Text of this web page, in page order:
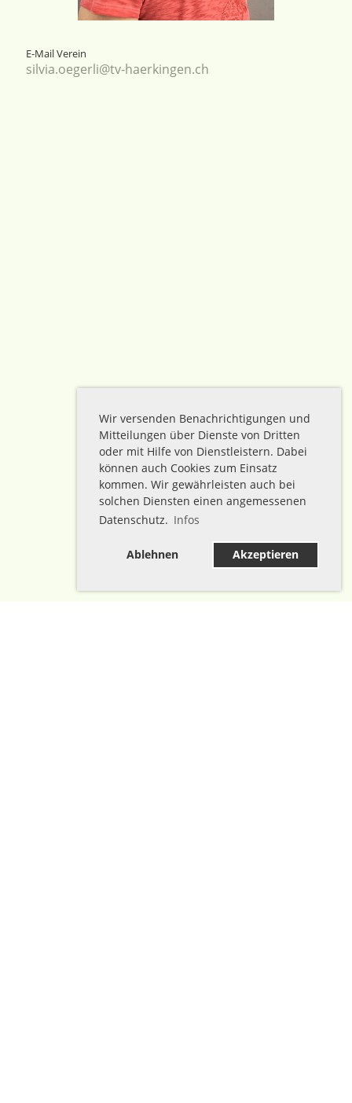
Wir versenden Benachrichtigungen und
Mitteilungen über Dienste von Dritten
oder mit Hilfe von Dienstleistern. Dabei
können auch Cookies zum Einsatz
kommen. Wir gewährleisten auch bei
solchen Diensten einen angemessenen
Datenschutz. Infos
Ablehnen Akzeptieren
E-Mail Verein
silvia.oegerli@tv-haerkingen.ch